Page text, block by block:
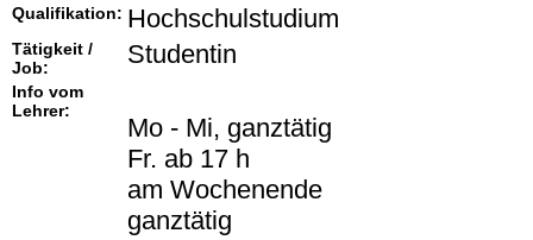
Qualifikation: Hochschulstudium
Tätigkeit /
Job:
Studentin
Info vom
Lehrer:
Mo - Mi, ganztätig
Fr. ab 17 h
am Wochenende
ganztätig